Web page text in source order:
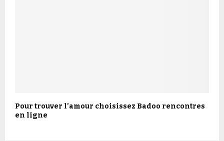
Pour trouver l’amour choisissez Badoo rencontres
en ligne